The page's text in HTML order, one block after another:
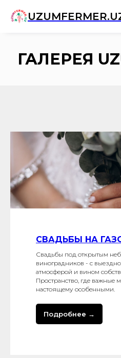
ГАЛЕРЕЯ
СВАДЬБЫ НА
Свадьбы под открытым
виноградников - с
атмосферой и вином
Пространство, где важные
настоящему особенными.
Подробнее →